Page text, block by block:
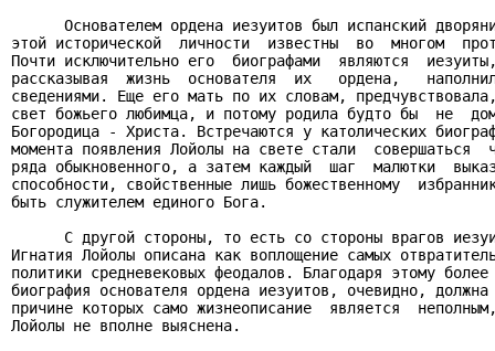
Основателем ордена иезуитов был испанский
этой исторической  личности  известны  во  многом
Почти исключительно его  биографами  являются
рассказывая  жизнь  основателя  их   ордена,
сведениями. Еще его мать по их словам,
свет божьего любимца, и потому родила будто бы  не
Богородица - Христа. Встречаются у католических
момента появления Лойолы на свете стали  совершаться
ряда обыкновенного, а затем каждый  шаг  малютки
способности, свойственные лишь божественному
быть служителем единого Бога.
С другой стороны, то есть со стороны врагов
Игнатия Лойолы описана как воплощение самых
политики средневековых феодалов. Благодаря этому
биография основателя ордена иезуитов, очевидно,
причине которых само жизнеописание  является
Лойолы не вполне выяснена.